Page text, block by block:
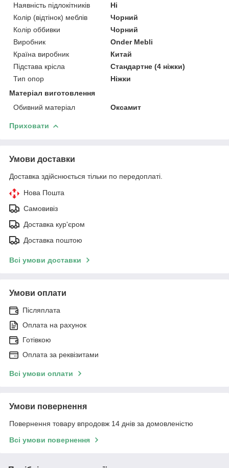
Наявність підлокітників
Ні
Колір (відтінок) меблів
Чорний
Колір оббивки
Чорний
Виробник
Onder Mebli
Країна виробник
Китай
Підстава крісла
Стандартне (4 ніжки)
Тип опор
Ніжки
Матеріал виготовлення
Обивний матеріал
Оксамит
Приховати
Умови доставки
Доставка здійснюється тільки по передоплаті.
Нова Пошта
Самовивіз
Доставка кур'єром
Доставка поштою
Всі умови доставки
Умови оплати
Післяплата
Оплата на рахунок
Готівкою
Оплата за реквізитами
Всі умови оплати
Умови повернення
Повернення товару впродовж 14 днів за домовленістю
Всі умови повернення